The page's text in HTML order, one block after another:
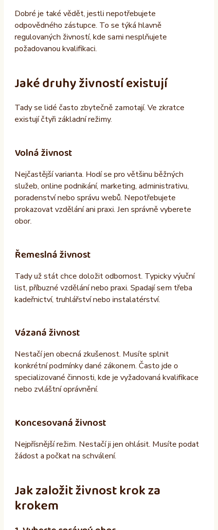
Dobré je také vědět, jestli nepotřebujete
odpovědného zástupce. To se týká hlavně
regulovaných živností, kde sami nesplňujete
požadovanou kvalifikaci.
Jaké druhy živností existují
Tady se lidé často zbytečně zamotají. Ve zkratce
existují čtyři základní režimy.
Volná živnost
Nejčastější varianta. Hodí se pro většinu běžných
služeb, online podnikání, marketing, administrativu,
poradenství nebo správu webů. Nepotřebujete
prokazovat vzdělání ani praxi. Jen správně vyberete
obor.
Řemeslná živnost
Tady už stát chce doložit odbornost. Typicky výuční
list, příbuzné vzdělání nebo praxi. Spadají sem třeba
kadeřnictví, truhlářství nebo instalatérství.
Vázaná živnost
Nestačí jen obecná zkušenost. Musíte splnit
konkrétní podmínky dané zákonem. Často jde o
specializované činnosti, kde je vyžadovaná kvalifikace
nebo zvláštní oprávnění.
Koncesovaná živnost
Nejpřísnější režim. Nestačí ji jen ohlásit. Musíte podat
žádost a počkat na schválení.
Jak založit živnost krok za
krokem